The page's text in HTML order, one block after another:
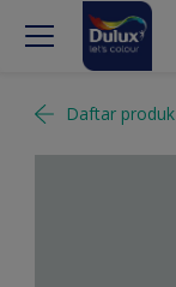
Daftar produk